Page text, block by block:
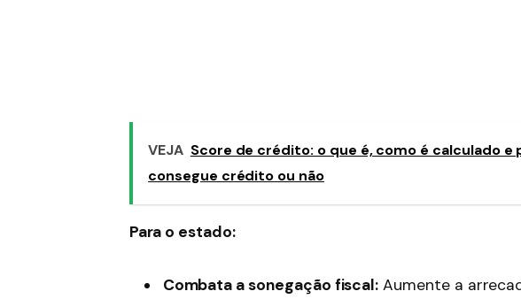
VEJA Score de crédito: o que é, como é calculado e
consegue crédito ou não
Para o estado:
Combata a sonegação fiscal: Aumente a